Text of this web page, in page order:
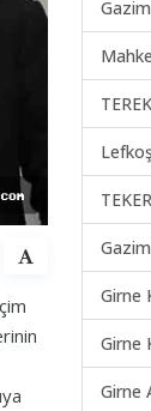
Girne
Girne
Girne